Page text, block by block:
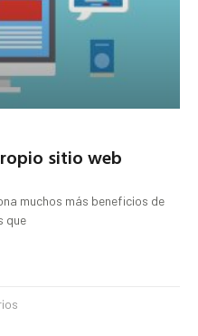
sitio web
muchos más beneficios de
que